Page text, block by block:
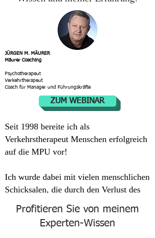
JÜRGEN M. MÄURER
Mäurer Coaching
Psychotherapeut
Verkehrtherapeut
Coach für Manager und Führungskräfte
ZUM WEBINAR
Seit 1998 bereite ich als
Verkehrstherapeut Menschen erfolgreich
auf die MPU vor!
Ich wurde dabei mit vielen menschlichen
Schicksalen, die durch den Verlust des
Führerscheins entstanden sind
konfrontiert!
Profitieren Sie von meinem
Experten-Wissen